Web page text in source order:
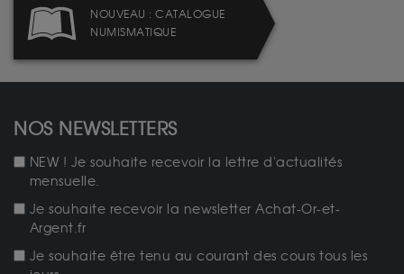
NOUVEAU : CATALOGUE
NUMISMATIQUE
NOS NEWSLETTERS
NEW ! Je souhaite recevoir la lettre d'actualités
mensuelle.
Je souhaite recevoir la newsletter Achat-Or-et-
Argent.fr
Je souhaite être tenu au courant des cours tous les